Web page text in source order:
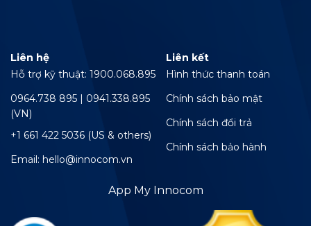
Liên hệ
Hỗ trợ kỹ thuật: 1900.068.895
0964.738 895 | 0941.338.895
(VN)
+1 661 422 5036 (US & others)
Email: hello@innocom.vn
Liên kết
Hình thức thanh toán
Chính sách bảo mật
Chính sách đổi trả
Chính sách bảo hành
App My Innocom